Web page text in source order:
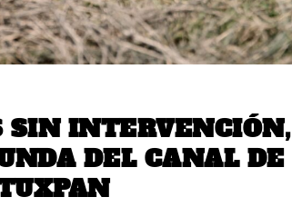
SIN INTERVENCIÓN,
DEL CANAL DE